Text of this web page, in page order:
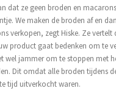
dat ze geen broden en
We maken de broden af en
verkopen, zegt Hiske. Ze vertelt
product gaat bedenken om te
wel jammer om te stoppen met
Dit omdat alle broden tijdens
tijd uitverkocht waren.